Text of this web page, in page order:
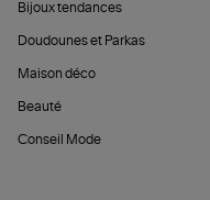
Bijoux tendances
Doudounes et Parkas
Maison déco
Beauté
Conseil Mode